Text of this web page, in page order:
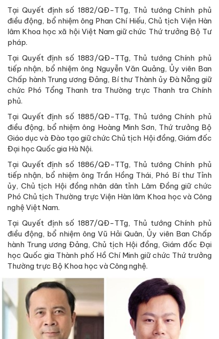
Tại Quyết định số 1882/QĐ-TTg, Thủ tướng Chính phủ
điều động, bổ nhiệm ông Phan Chí Hiếu, Chủ tịch Viện Hàn
lâm Khoa học xã hội Việt Nam giữ chức Thứ trưởng Bộ Tư
pháp.
Tại Quyết định số 1883/QĐ-TTg, Thủ tướng Chính phủ
tiếp nhận, bổ nhiệm ông Nguyễn Văn Quảng, Ủy viên Ban
Chấp hành Trung ương Đảng, Bí thư Thành ủy Đà Nẵng giữ
chức Phó Tổng Thanh tra Thường trực Thanh tra Chính
phủ.
Tại Quyết định số 1885/QĐ-TTg, Thủ tướng Chính phủ
điều động, bổ nhiệm ông Hoàng Minh Sơn, Thứ trưởng Bộ
Giáo dục và Đào tạo giữ chức Chủ tịch Hội đồng, Giám đốc
Đại học Quốc gia Hà Nội.
Tại Quyết định số 1886/QĐ-TTg, Thủ tướng Chính phủ
tiếp nhận, bổ nhiệm ông Trần Hồng Thái, Phó Bí thư Tỉnh
ủy, Chủ tịch Hội đồng nhân dân tỉnh Lâm Đồng giữ chức
Phó Chủ tịch Thường trực Viện Hàn lâm Khoa học và Công
nghệ Việt Nam.
Tại Quyết định số 1887/QĐ-TTg, Thủ tướng Chính phủ
điều động, bổ nhiệm ông Vũ Hải Quân, Ủy viên Ban Chấp
hành Trung ương Đảng, Chủ tịch Hội đồng, Giám đốc Đại
học Quốc gia Thành phố Hồ Chí Minh giữ chức Thứ trưởng
Thường trực Bộ Khoa học và Công nghệ.